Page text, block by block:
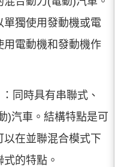
獨使用發動機或電
電動機和發動機作
：同時具有串聯式、
)汽車。結構特點是可
在並聯混合模式下
的特點。